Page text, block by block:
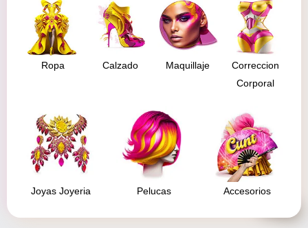
Ropa Calzado Maquillaje
Correccion
Corporal
Joyas Joyeria Pelucas Accesorios